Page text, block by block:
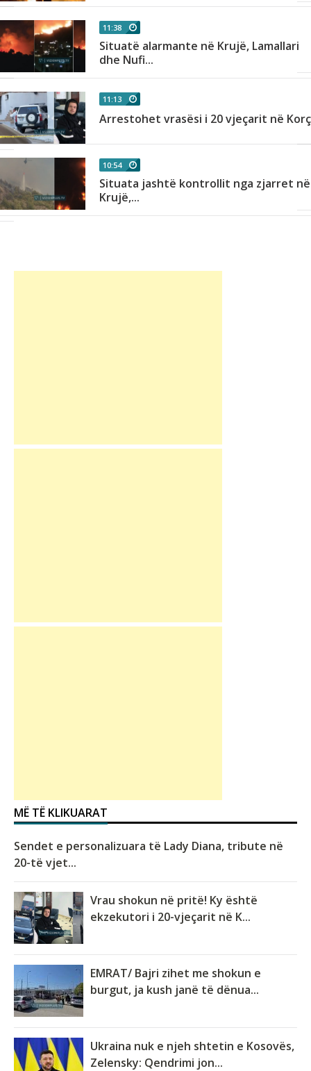
11:38
Situatë alarmante në Krujë, Lamallari
dhe Nufi...
11:13
Arrestohet vrasësi i 20 vjeçarit në
10:54
Situata jashtë kontrollit nga zjarret në
Krujë,...
MË TË KLIKUARAT
Sendet e personalizuara të Lady Diana, tribute në
20-të vjet...
Vrau shokun në pritë! Ky është
ekzekutori i 20-vjeçarit në K...
EMRAT/ Bajri zihet me shokun e
burgut, ja kush janë të dënua...
Ukraina nuk e njeh shtetin e Kosovës,
Zelensky: Qendrimi jon...